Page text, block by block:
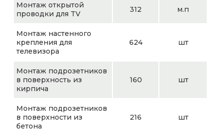
Монтаж открытой
проводки для TV
312 м.п
Монтаж настенного
крепления для
телевизора
624 шт
Монтаж подрозетников
в поверхность из
кирпича
160 шт
Монтаж подрозетников
в поверхности из
бетона
216 шт